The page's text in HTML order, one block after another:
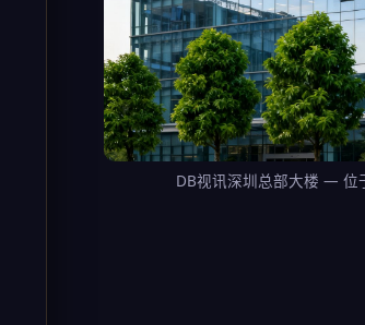
DB视讯深圳总部大楼 — 位